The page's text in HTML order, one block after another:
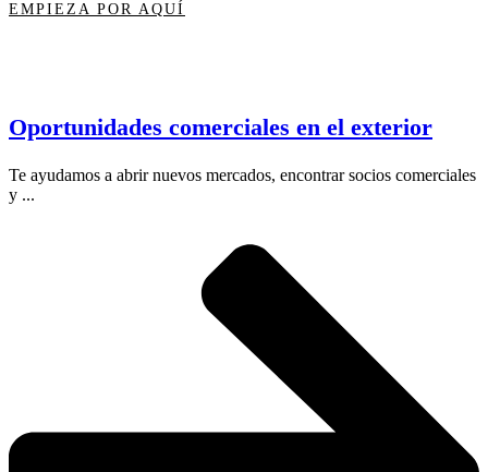
EMPIEZA POR AQUÍ
Oportunidades comerciales en el exterior
Te ayudamos a abrir nuevos mercados, encontrar socios comerciales
y ...